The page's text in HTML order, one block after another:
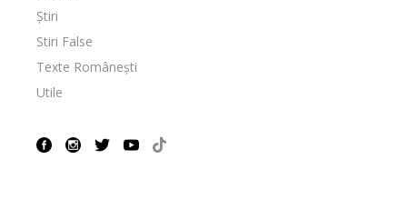
Știri
Stiri False
Texte Românești
Utile